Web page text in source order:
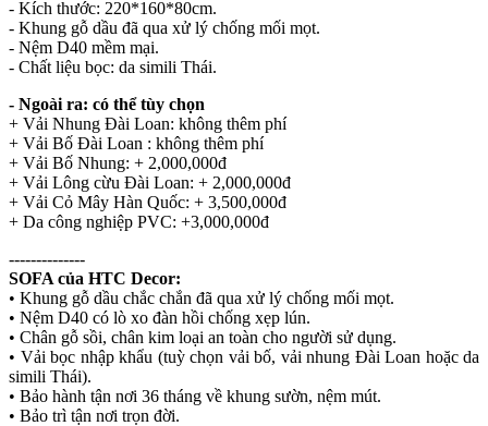
- Kích thước: 220*160*80cm.
- Khung gỗ dầu đã qua xử lý chống mối mọt.
- Nệm D40 mềm mại.
- Chất liệu bọc: da simili Thái.
- Ngoài ra: có thể tùy chọn
+ Vải Nhung Đài Loan: không thêm phí
+ Vải Bố Đài Loan : không thêm phí
+ Vải Bố Nhung: + 2,000,000đ
+ Vải Lông cừu Đài Loan: + 2,000,000đ
+ Vải Cỏ Mây Hàn Quốc: + 3,500,000đ
+ Da công nghiệp PVC: +3,000,000đ
--------------
SOFA của HTC Decor:
• Khung gỗ dầu chắc chắn đã qua xử lý chống mối mọt.
• Nệm D40 có lò xo đàn hồi chống xẹp lún.
• Chân gỗ sồi, chân kim loại an toàn cho người sử dụng.
• Vải bọc nhập khẩu (tuỳ chọn vải bố, vải nhung Đài Loan hoặc da
simili Thái).
• Bảo hành tận nơi 36 tháng về khung sườn, nệm mút.
• Bảo trì tận nơi trọn đời.